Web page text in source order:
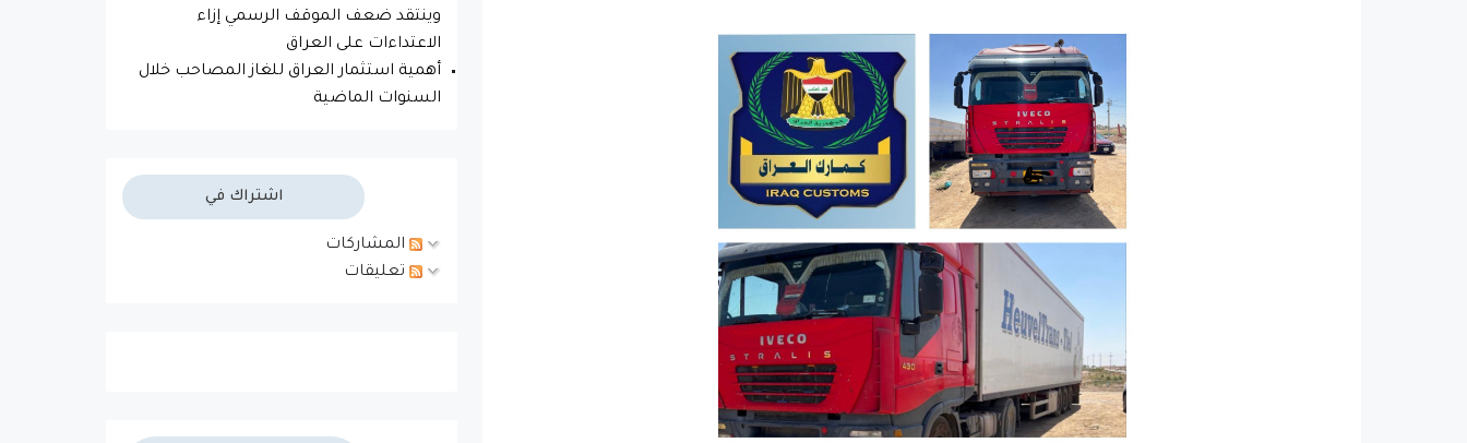
وينتقد ضعف الموقف الرسمي إزاء
الاعتداءات على العراق
أهمية استثمار العراق للغاز المصاحب خلال
السنوات الماضية
اشتراك في
المشاركات
تعليقات